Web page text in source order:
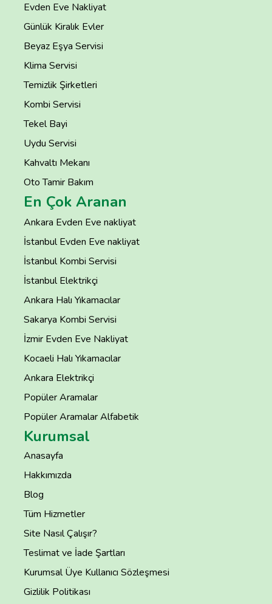
Evden Eve Nakliyat
Günlük Kiralık Evler
Beyaz Eşya Servisi
Klima Servisi
Temizlik Şirketleri
Kombi Servisi
Tekel Bayi
Uydu Servisi
Kahvaltı Mekanı
Oto Tamir Bakım
En Çok Aranan
Ankara Evden Eve nakliyat
İstanbul Evden Eve nakliyat
İstanbul Kombi Servisi
İstanbul Elektrikçi
Ankara Halı Yıkamacılar
Sakarya Kombi Servisi
İzmir Evden Eve Nakliyat
Kocaeli Halı Yıkamacılar
Ankara Elektrikçi
Popüler Aramalar
Popüler Aramalar Alfabetik
Kurumsal
Anasayfa
Hakkımızda
Blog
Tüm Hizmetler
Site Nasıl Çalışır?
Teslimat ve İade Şartları
Kurumsal Üye Kullanıcı Sözleşmesi
Gizlilik Politikası